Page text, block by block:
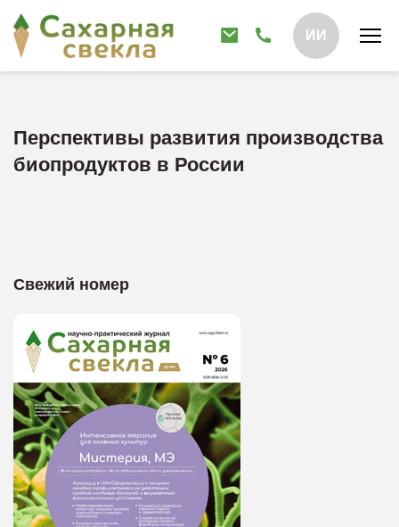
ИИ
Перспективы развития производства
биопродуктов в России
Свежий номер